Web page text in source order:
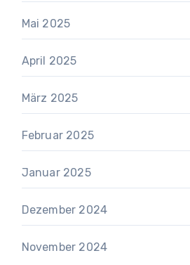
Mai 2025
April 2025
März 2025
Februar 2025
Januar 2025
Dezember 2024
November 2024